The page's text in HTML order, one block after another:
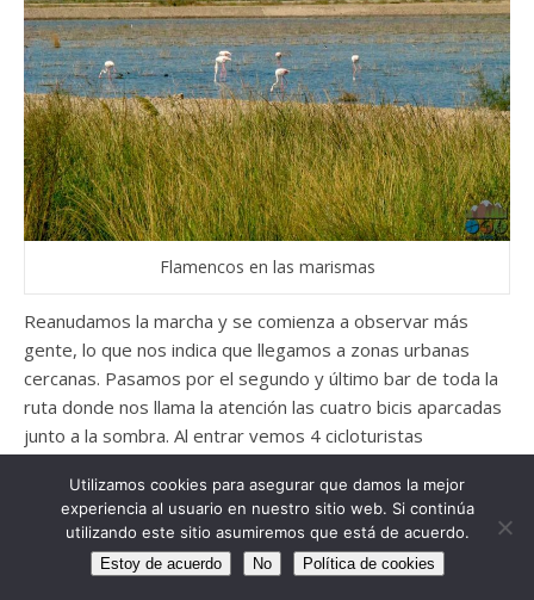
Flamencos en las marismas
Reanudamos la marcha y se comienza a observar más
gente, lo que nos indica que llegamos a zonas urbanas
cercanas. Pasamos por el segundo y último bar de toda la
ruta donde nos llama la atención las cuatro bicis aparcadas
junto a la sombra. Al entrar vemos 4 cicloturistas
trazado.
Casualmente realizan el mismo viaje que nosotros.
Charlamos con ellos mientras tomamos bebidas
Utilizamos cookies para asegurar que damos la mejor
experiencia al usuario en nuestro sitio web. Si continúa
utilizando este sitio asumiremos que está de acuerdo.
Estoy de acuerdo No Política de cookies